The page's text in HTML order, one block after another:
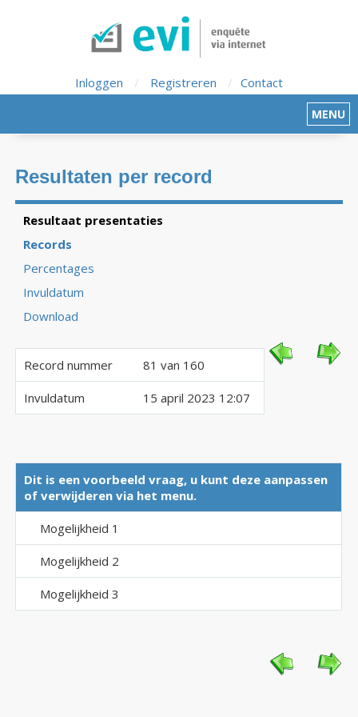
Inloggen / Registreren / Contact
MENU
Resultaten per record
Resultaat presentaties
Records
Percentages
Invuldatum
Download
Record nummer 81 van 160
Invuldatum 15 april 2023 12:07
Dit is een voorbeeld vraag, u kunt deze aanpassen
of verwijderen via het menu.
Mogelijkheid 1
Mogelijkheid 2
Mogelijkheid 3